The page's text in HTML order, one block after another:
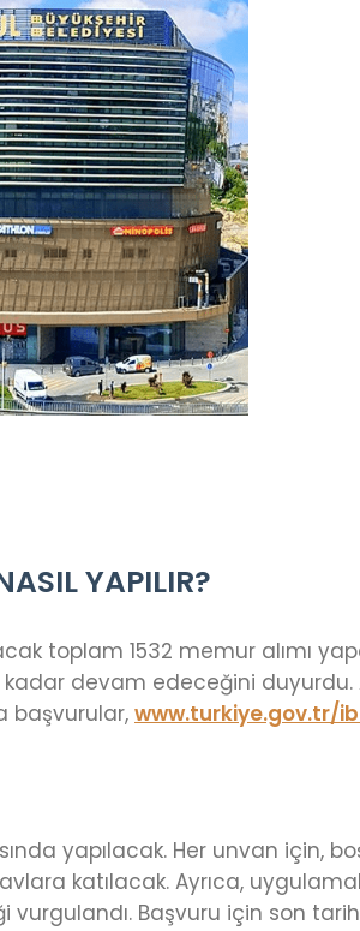
YAPILIR?
toplam 1532 memur alımı
kadar devam edeceğini
başvurular, www.turkiye.gov.tr/
yapılacak. Her unvan için,
katılacak. Ayrıca,
Başvuru için son